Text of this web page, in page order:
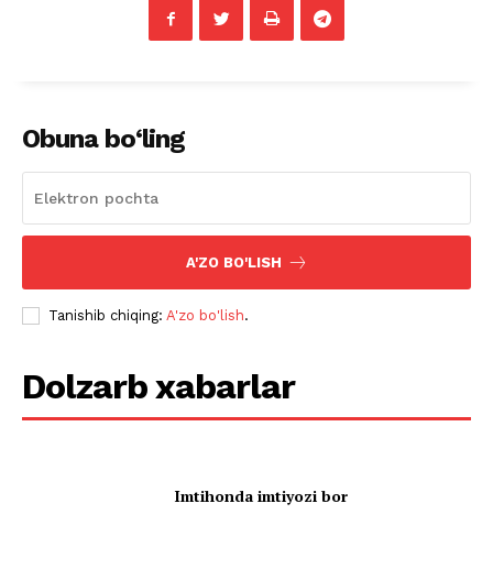
Obuna bo‘ling
A'ZO BO'LISH
Tanishib chiqing: A'zo bo'lish.
Dolzarb xabarlar
Imtihonda imtiyozi bor